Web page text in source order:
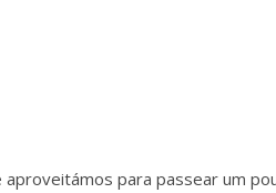
para passear um